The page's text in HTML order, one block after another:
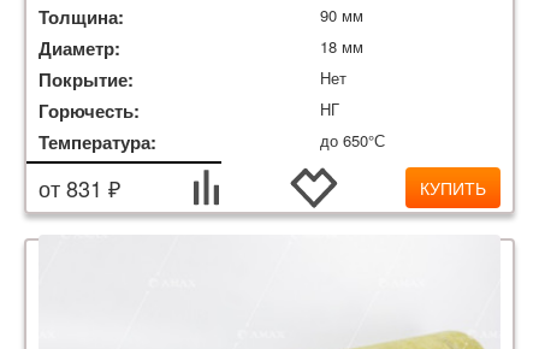
Толщина: 90 мм
Диаметр: 18 мм
Покрытие: Нет
Горючесть: НГ
Температура: до 650°С
от 831 ₽ КУПИТЬ